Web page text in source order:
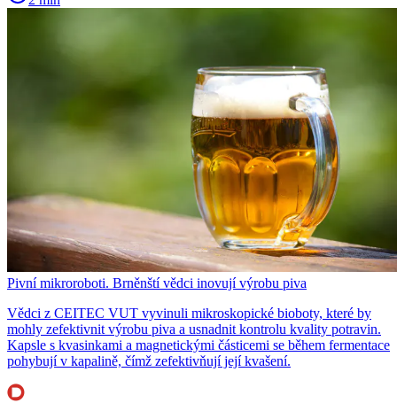
Pivní mikroroboti. Brněnští vědci inovují výrobu piva
Vědci z CEITEC VUT vyvinuli mikroskopické bioboty, které by
mohly zefektivnit výrobu piva a usnadnit kontrolu kvality potravin.
Kapsle s kvasinkami a magnetickými částicemi se během fermentace
pohybují v kapalině, čímž zefektivňují její kvašení.